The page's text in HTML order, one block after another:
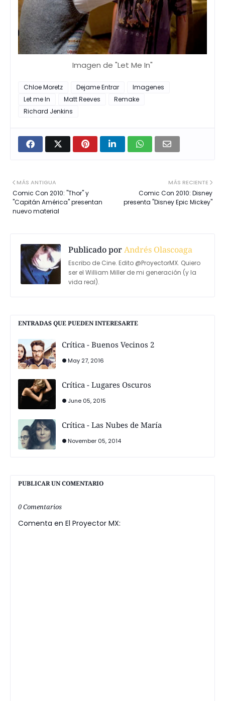
Imagen de "Let Me In"
Chloe Moretz Dejame Entrar
Imagenes
Let me In
Matt Reeves
Remake
Richard Jenkins
MÁS RECIENTE
Comic Con 2010: Disney
presenta "Disney Epic Mickey"
MÁS ANTIGUA
Comic Con 2010: "Thor" y
"Capitán América" presentan
nuevo material
Publicado porAndrés Olascoaga
Escribo de Cine. Edito @ProyectorMX. Quiero
ser el William Miller de mi generación (y la
vida real).
ENTRADAS QUE PUEDEN INTERESARTE
Crítica - Buenos Vecinos 2
May 27, 2016
Crítica - Lugares Oscuros
June 05, 2015
Crítica - Las Nubes de María
November 05, 2014
PUBLICAR UN COMENTARIO
0 Comentarios
Comenta en El Proyector MX: